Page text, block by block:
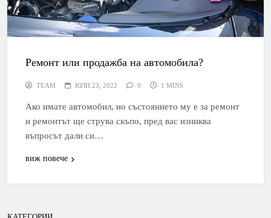
Ремонт или продажба на автомобила?
TEAM ЮЛИ 23, 2022 0 1 MINS
Ако имате автомобил, но състоянието му е за ремонт
и ремонтът ще струва скъпо, пред вас изниква
въпросът дали си…
виж повече